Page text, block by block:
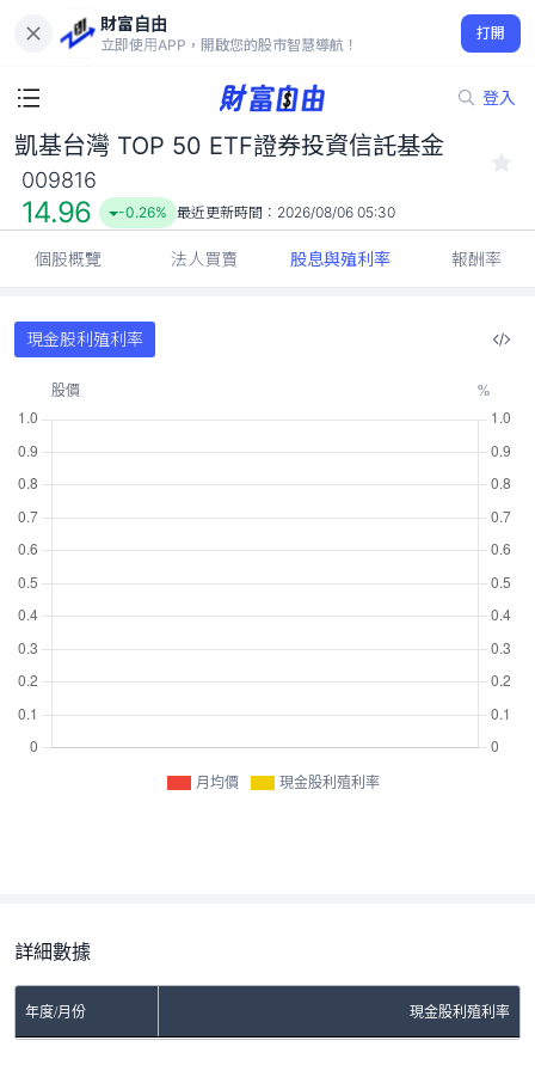
財富自由
立即使用APP，開啟您的股市智慧導航！
打開
登入
凱基台灣 TOP 50 ETF證券投資信託基金 009816
14.96
-0.26%
凱基台灣 TOP 50 ETF證券投資信託基金
009816
14.96 -0.26% 最近更新時間： 2026/08/06 05:30
個股概覽 法人買賣 股息與殖利率 報酬率
現金股利殖利率
月均價 現金股利殖利率
詳細數據
年度/月份 現金股利殖利率